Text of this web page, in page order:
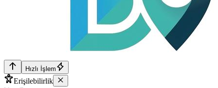
Hızlı İşlem
Erişilebilirlik